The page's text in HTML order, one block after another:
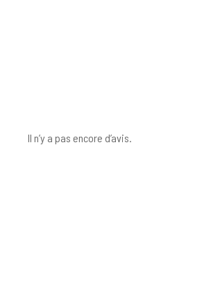
Il n’y a pas encore d’avis.